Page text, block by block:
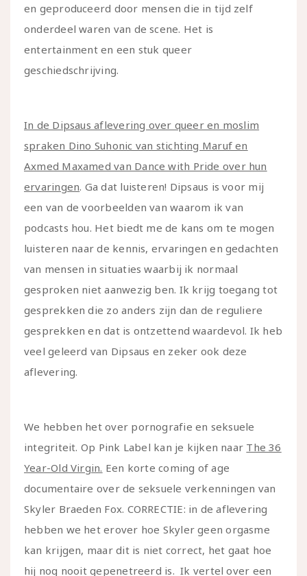
en geproduceerd door mensen die in tijd zelf
onderdeel waren van de scene. Het is
entertainment en een stuk queer
geschiedschrijving.
In de Dipsaus aflevering over queer en moslim
spraken Dino Suhonic van stichting Maruf en
Axmed Maxamed van Dance with Pride over hun
ervaringen. Ga dat luisteren! Dipsaus is voor mij
een van de voorbeelden van waarom ik van
podcasts hou. Het biedt me de kans om te mogen
luisteren naar de kennis, ervaringen en gedachten
van mensen in situaties waarbij ik normaal
gesproken niet aanwezig ben. Ik krijg toegang tot
gesprekken die zo anders zijn dan de reguliere
gesprekken en dat is ontzettend waardevol. Ik heb
veel geleerd van Dipsaus en zeker ook deze
aflevering.
We hebben het over pornografie en seksuele
integriteit. Op Pink Label kan je kijken naar The 36
Year-Old Virgin. Een korte coming of age
documentaire over de seksuele verkenningen van
Skyler Braeden Fox. CORRECTIE: in de aflevering
hebben we het erover hoe Skyler geen orgasme
kan krijgen, maar dit is niet correct, het gaat hoe
hij nog nooit gepenetreerd is. Ik vertel over een